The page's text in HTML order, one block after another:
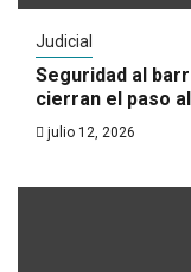
Judicial
Seguridad al
cierran el paso
julio 12, 2026